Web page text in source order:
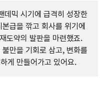
데믹 시기에 급격히 성장한
급을 깎고 회사를 위기에
도약의 발판을 마련했죠.
만을 기회로 삼고, 변화를
게 만들어가고 있어요.